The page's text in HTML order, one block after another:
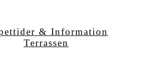
& Information
Terrassen